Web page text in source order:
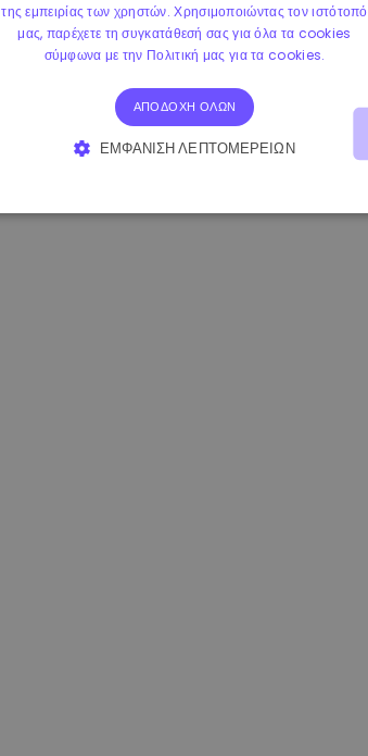
0.084060000 € +6.10% 3.3B €
της εμπειρίας των χρηστών. Χρησιμοποιώντας τον ιστότοπό
μας, παρέχετε τη συγκατάθεσή σας για όλα τα cookies
σύμφωνα με την Πολιτική μας για τα cookies.
ΑΠΟΔΟΧΉ ΌΛΩΝ
ΕΜΦΆΝΙΣΗ ΛΕΠΤΟΜΕΡΕΙΏΝ